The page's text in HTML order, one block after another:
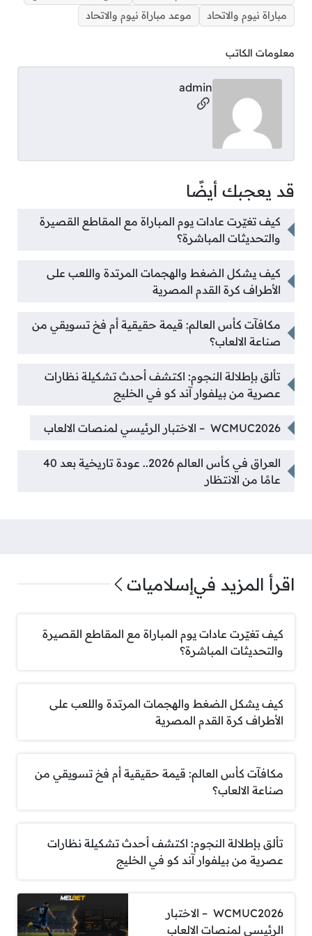
مباراة نيوم والاتحاد موعد مباراة نيوم والاتحاد
معلومات الكاتب
admin
مواقع التواصل
قد يعجبك أيضًا
كيف تغيّرت عادات يوم المباراة مع المقاطع القصيرة
والتحديثات المباشرة؟
كيف يشكل الضغط والهجمات المرتدة واللعب على
الأطراف كرة القدم المصرية
مكافآت كأس العالم: قيمة حقيقية أم فخ تسويقي من
صناعة الالعاب؟
تألق بإطلالة النجوم: اكتشف أحدث تشكيلة نظارات
عصرية من بيلفوار آند كو في الخليج
WCMUC2026 – الاختبار الرئيسي لمنصات الالعاب
العراق في كأس العالم 2026.. عودة تاريخية بعد 40
عامًا من الانتظار
اقرأ المزيد فيإسلاميات
كيف تغيّرت عادات يوم المباراة مع المقاطع القصيرة
والتحديثات المباشرة؟
كيف يشكل الضغط والهجمات المرتدة واللعب على
الأطراف كرة القدم المصرية
مكافآت كأس العالم: قيمة حقيقية أم فخ تسويقي من
صناعة الالعاب؟
تألق بإطلالة النجوم: اكتشف أحدث تشكيلة نظارات
عصرية من بيلفوار آند كو في الخليج
WCMUC2026 – الاختبار
الرئيسي لمنصات الالعاب